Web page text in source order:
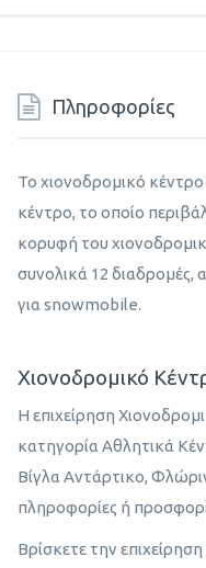
Πληροφορίες
Το χιονοδρομικό κέντρο
κέντρο, το οποίο
κορυφή του
συνολικά 12 διαδρομές,
για snowmobile.
Χιονοδρομικό
Η επιχείρηση
κατηγορία Αθλητικά
Βίγλα Αντάρτικο,
πληροφορίες ή
Βρίσκετε την